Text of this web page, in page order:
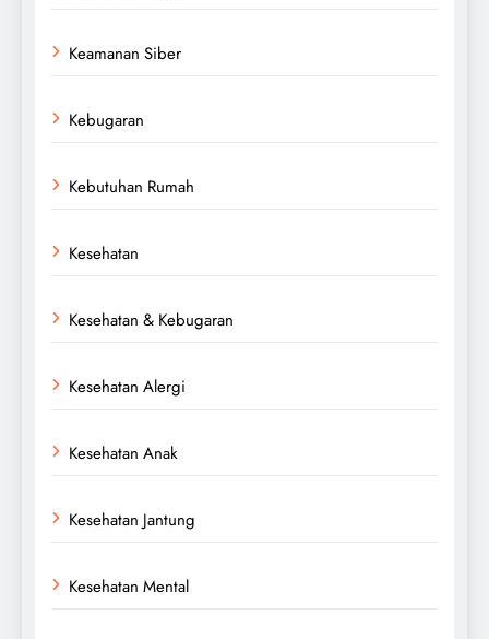
Keamanan Siber
Kebugaran
Kebutuhan Rumah
Kesehatan
Kesehatan & Kebugaran
Kesehatan Alergi
Kesehatan Anak
Kesehatan Jantung
Kesehatan Mental